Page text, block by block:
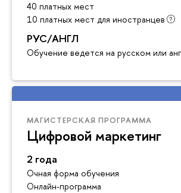
40 платных мест
10 платных мест для иностранцев
РУС/АНГЛ
Обучение ведется на русском или
МАГИСТЕРСКАЯ ПРОГРАММА
Цифровой маркетинг
2 года
Очная форма обучения
Онлайн-программа